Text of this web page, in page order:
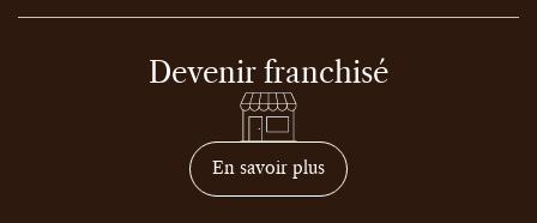
Devenir franchisé
En savoir plussur comment devenir